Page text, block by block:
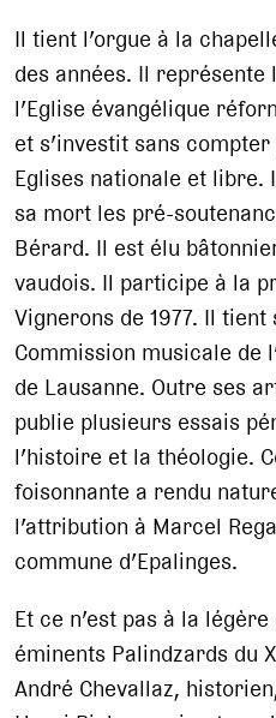
Il tient l’orgue à la
des années. Il représente
l’Eglise évangélique
et s’investit sans
Eglises nationale et libre.
sa mort les pré-
Bérard. Il est élu
vaudois. Il participe à la
Vignerons de 1977. Il
Commission musicale de
de Lausanne. Outre ses
publie plusieurs essais
l’histoire et la théologie.
foisonnante a rendu
l’attribution à Marcel
commune d’Epalinges.
Et ce n’est pas à la
éminents Palindzards du
André Chevallaz,